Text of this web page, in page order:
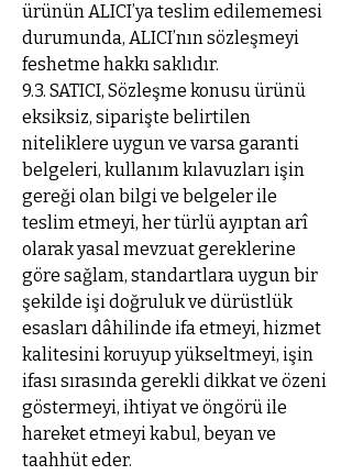
ürünün ALICI’ya teslim edilememesi
durumunda, ALICI’nın sözleşmeyi
feshetme hakkı saklıdır.
9.3. SATICI, Sözleşme konusu ürünü
eksiksiz, siparişte belirtilen
niteliklere uygun ve varsa garanti
belgeleri, kullanım kılavuzları işin
gereği olan bilgi ve belgeler ile
teslim etmeyi, her türlü ayıptan arî
olarak yasal mevzuat gereklerine
göre sağlam, standartlara uygun bir
şekilde işi doğruluk ve dürüstlük
esasları dâhilinde ifa etmeyi, hizmet
kalitesini koruyup yükseltmeyi, işin
ifası sırasında gerekli dikkat ve özeni
göstermeyi, ihtiyat ve öngörü ile
hareket etmeyi kabul, beyan ve
taahhüt eder.